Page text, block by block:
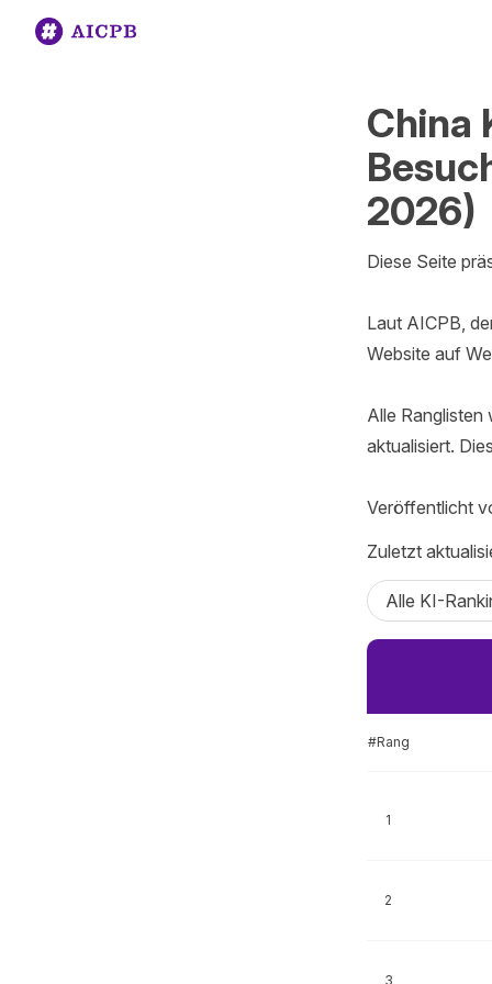
China
2026)
Diese Seite
Laut AICPB,
Website auf
Alle Ranglisten
aktualisiert.
Veröffentlicht
Zuletzt
Alle KI-
#Rang
1
2
3